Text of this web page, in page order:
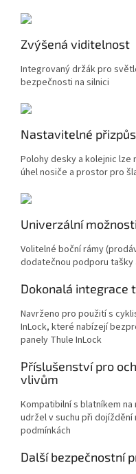
Zvýšená viditelnost
Integrovaný držák pro
bezpečnosti na silnici
Nastavitelné
Polohy desky a kolejnic
úhel nosiče a prostor pro
Univerzální
Volitelné boční rámy
dodatečnou podporu
Dokonalá integrace
Navrženo pro použití s
InLock, které nabízejí
panely Thule InLock
Příslušenství pro
vlivům
Kompatibilní s blatníkem
udržel v suchu při
podmínkách
Další bezpečnostní